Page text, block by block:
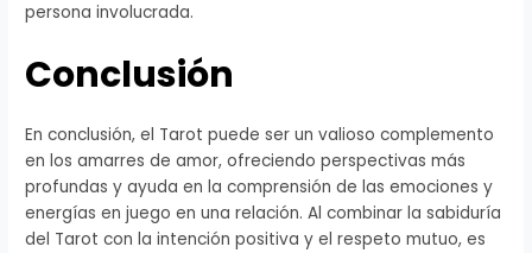
persona involucrada.
Conclusión
En conclusión, el Tarot puede ser un valioso complemento
en los amarres de amor, ofreciendo perspectivas más
profundas y ayuda en la comprensión de las emociones y
energías en juego en una relación. Al combinar la sabiduría
del Tarot con la intención positiva y el respeto mutuo, es